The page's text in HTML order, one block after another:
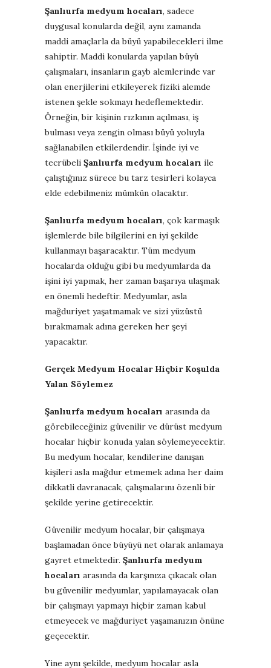
Şanlıurfa medyum hocaları, sadece
duygusal konularda değil, aynı zamanda
maddi amaçlarla da büyü yapabilecekleri ilme
sahiptir. Maddi konularda yapılan büyü
çalışmaları, insanların gayb alemlerinde var
olan enerjilerini etkileyerek fiziki alemde
istenen şekle sokmayı hedeflemektedir.
Örneğin, bir kişinin rızkının açılması, iş
bulması veya zengin olması büyü yoluyla
sağlanabilen etkilerdendir. İşinde iyi ve
tecrübeli Şanlıurfa medyum hocaları ile
çalıştığınız sürece bu tarz tesirleri kolayca
elde edebilmeniz mümkün olacaktır.
Şanlıurfa medyum hocaları, çok karmaşık
işlemlerde bile bilgilerini en iyi şekilde
kullanmayı başaracaktır. Tüm medyum
hocalarda olduğu gibi bu medyumlarda da
işini iyi yapmak, her zaman başarıya ulaşmak
en önemli hedeftir. Medyumlar, asla
mağduriyet yaşatmamak ve sizi yüzüstü
bırakmamak adına gereken her şeyi
yapacaktır.
Gerçek Medyum Hocalar Hiçbir Koşulda
Yalan Söylemez
Şanlıurfa medyum hocaları arasında da
görebileceğiniz güvenilir ve dürüst medyum
hocalar hiçbir konuda yalan söylemeyecektir.
Bu medyum hocalar, kendilerine danışan
kişileri asla mağdur etmemek adına her daim
dikkatli davranacak, çalışmalarını özenli bir
şekilde yerine getirecektir.
Güvenilir medyum hocalar, bir çalışmaya
başlamadan önce büyüyü net olarak anlamaya
gayret etmektedir. Şanlıurfa medyum
hocaları arasında da karşınıza çıkacak olan
bu güvenilir medyumlar, yapılamayacak olan
bir çalışmayı yapmayı hiçbir zaman kabul
etmeyecek ve mağduriyet yaşamanızın önüne
geçecektir.
Yine aynı şekilde, medyum hocalar asla